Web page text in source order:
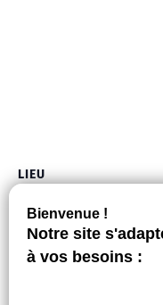
LIEU
Médiathèque Mireille Soulé
11, allée du viognier
Auzeville-Tolosane
31320